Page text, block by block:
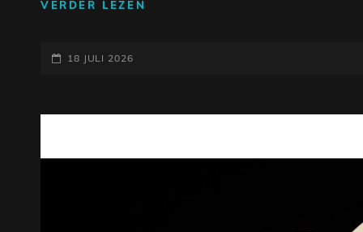
VERDER LEZEN
GEPLAATST
18 JULI 2026